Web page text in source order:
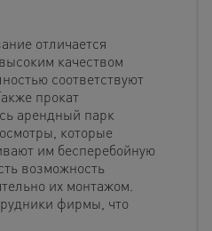
отличается
качеством
соответствуют
прокат
арендный парк
которые
им бесперебойную
возможность
их монтажом.
фирмы, что